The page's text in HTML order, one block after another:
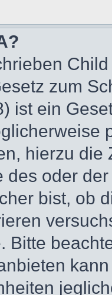
zum
ist ein
hierzu die
des oder
bist, ob
Bitte